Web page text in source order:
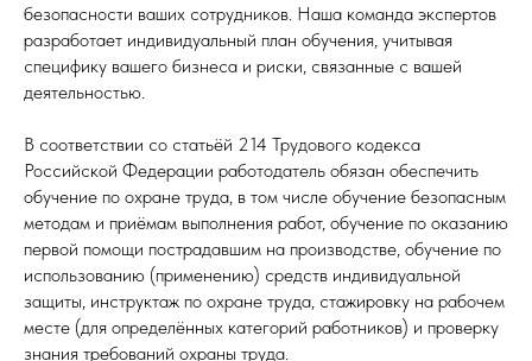
безопасности ваших сотрудников. Наша команда экспертов
разработает индивидуальный план обучения, учитывая
специфику вашего бизнеса и риски, связанные с вашей
деятельностью.
В соответствии со статьёй 214 Трудового кодекса
Российской Федерации работодатель обязан обеспечить
обучение по охране труда, в том числе обучение безопасным
методам и приёмам выполнения работ, обучение по оказанию
первой помощи пострадавшим на производстве, обучение по
использованию (применению) средств индивидуальной
защиты, инструктаж по охране труда, стажировку на рабочем
месте (для определённых категорий работников) и проверку
знания требований охраны труда.